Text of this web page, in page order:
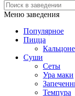
Меню заведения
Популярное
Пицца
Кальцоне
Суши
Сеты
Ура маки
Темпура